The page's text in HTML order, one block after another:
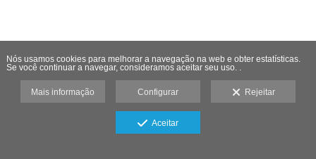
Nós usamos cookies para melhorar a navegação na web e obter estatísticas.
Se você continuar a navegar, consideramos aceitar seu uso. .
Mais informação Configurar Rejeitar
Aceitar